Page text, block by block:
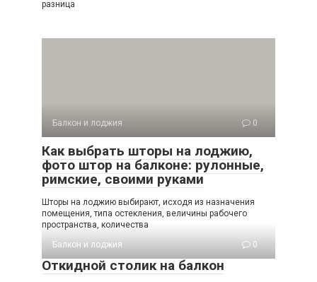
разница
Балкон и лоджия 0
Как выбрать шторы на лоджию,
фото штор на балконе: рулонные,
римские, своими руками
Шторы на лоджию выбирают, исходя из назначения
помещения, типа остекления, величины рабочего
пространства, количества
Балкон и лоджия
0
Откидной столик на балкон